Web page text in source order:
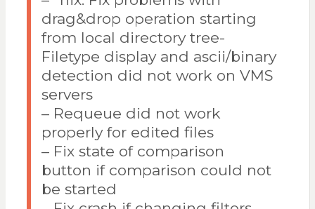
drag&drop operation starting
from local directory tree-
Filetype display and ascii/binary
detection did not work on VMS
servers
– Requeue did not work
properly for edited files
– Fix state of comparison
button if comparison could not
be started